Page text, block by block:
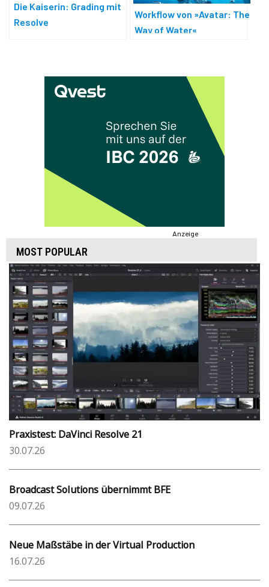
Die Kaiserin: Grading mit
Resolve
Workflow von »Avatar: The
Way of Water«
Anzeige
MOST POPULAR
Praxistest: DaVinci Resolve 21
30.07.26
Broadcast Solutions übernimmt BFE
09.07.26
Neue Maßstäbe in der Virtual Production
16.07.26